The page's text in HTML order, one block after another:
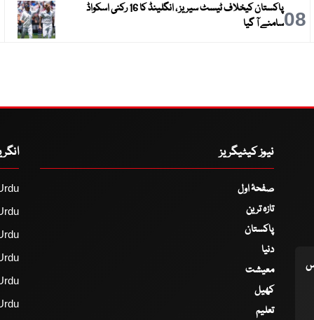
08
پاکستان کیخلاف ٹیسٹ سیریز ، انگلینڈ کا 16 رکنی اسکواڈ
سامنے آ گیا
نیوز کیٹیگریز
صفحۂ اول
تازہ ترین
پاکستان
دنیا
معیشت
کھیل
تعلیم